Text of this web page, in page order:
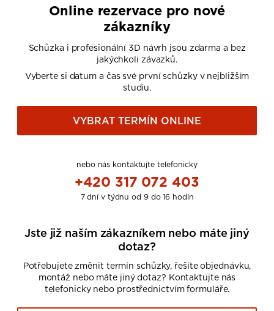
Online rezervace pro nové
zákazníky
Schůzka i profesionální 3D návrh jsou zdarma a bez
jakýchkoli závazků.
Vyberte si datum a čas své první schůzky v nejbližším
studiu.
VYBRAT TERMÍN ONLINE
nebo nás kontaktujte telefonicky
+420 317 072 403
7 dní v týdnu od 9 do 16 hodin
Jste již naším zákazníkem nebo máte jiný
dotaz?
Potřebujete změnit termín schůzky, řešíte objednávku,
montáž nebo máte jiný dotaz? Kontaktujte nás
telefonicky nebo prostřednictvím formuláře.